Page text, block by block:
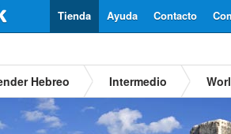
Contacto
Ayuda
Tienda
Hebreo Intermedio